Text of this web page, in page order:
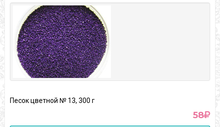
Песок цветной № 13, 300 г
58